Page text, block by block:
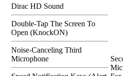
Dirac HD Sound
Double-Tap The Screen To
Open (KnockON)
Noise-Canceling Third
Microphone